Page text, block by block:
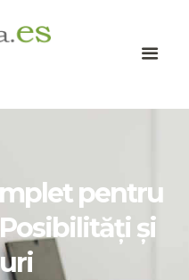
pentru
și